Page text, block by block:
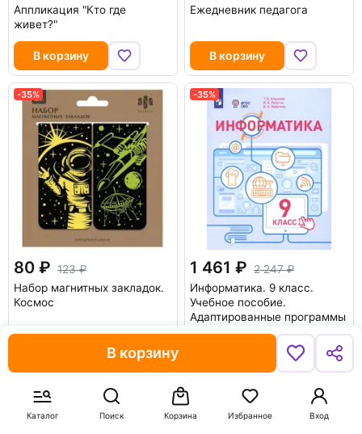
Каталог Поиск Вход
Избранное
Корзина
В корзину
Аппликация "Кто где
живет?"
В корзину
Ежедневник педагога
В корзину
-35%
80
123
Набор магнитных закладок.
Космос
-35%
1 461
2 247
Информатика. 9 класс.
Учебное пособие.
Адаптированные программы
Алышева Татьяна Викторовна
-50%